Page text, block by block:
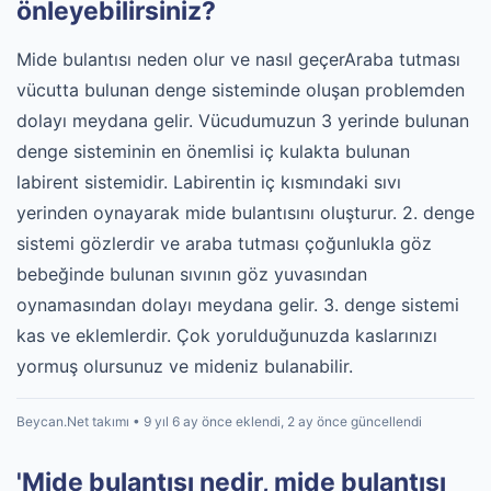
önleyebilirsiniz?
Mide bulantısı neden olur ve nasıl geçerAraba tutması
vücutta bulunan denge sisteminde oluşan problemden
dolayı meydana gelir. Vücudumuzun 3 yerinde bulunan
denge sisteminin en önemlisi iç kulakta bulunan
labirent sistemidir. Labirentin iç kısmındaki sıvı
yerinden oynayarak mide bulantısını oluşturur. 2. denge
sistemi gözlerdir ve araba tutması çoğunlukla göz
bebeğinde bulunan sıvının göz yuvasından
oynamasından dolayı meydana gelir. 3. denge sistemi
kas ve eklemlerdir. Çok yorulduğunuzda kaslarınızı
yormuş olursunuz ve mideniz bulanabilir.
Beycan.Net takımı • 9 yıl 6 ay önce eklendi, 2 ay önce güncellendi
'Mide bulantısı nedir, mide bulantısı